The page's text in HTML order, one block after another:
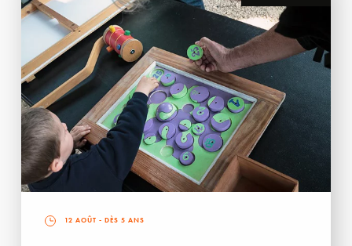
12 AOÛT - DÈS 5 ANS